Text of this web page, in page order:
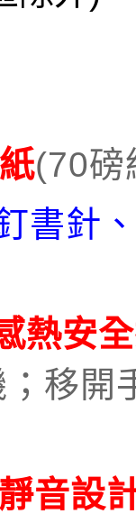
(70磅
書針
熱安
移開
音設